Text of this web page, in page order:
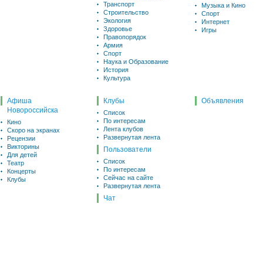
Транспорт
Строительство
Экология
Здоровье
Правопорядок
Армия
Спорт
Наука и Образование
История
Культура
Музыка и Кино
Спорт
Интернет
Игры
Афиша
Новороссийска
Кино
Скоро на экранах
Рецензии
Викторины
Для детей
Театр
Концерты
Клубы
Клубы
Список
По интересам
Лента клубов
Развернутая лента
Пользователи
Список
По интересам
Сейчас на сайте
Развернутая лента
Чат
Объявления